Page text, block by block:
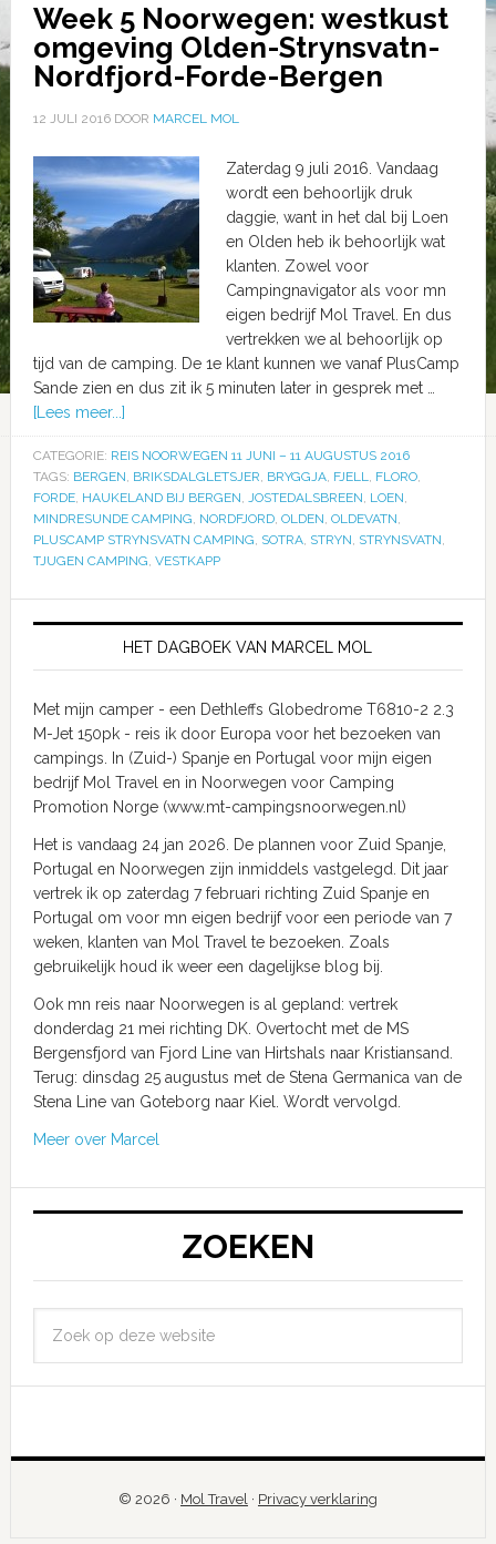
Week 5 Noorwegen: westkust
omgeving Olden-Strynsvatn-
Nordfjord-Forde-Bergen
12 JULI 2016DOOR MARCEL MOL
Zaterdag 9 juli 2016. Vandaag
wordt een behoorlijk druk
daggie, want in het dal bij Loen
en Olden heb ik behoorlijk wat
klanten. Zowel voor
Campingnavigator als voor mn
eigen bedrijf Mol Travel. En dus
vertrekken we al behoorlijk op
tijd van de camping. De 1e klant kunnen we vanaf PlusCamp
Sande zien en dus zit ik 5 minuten later in gesprek met …
[Lees meer...]
CATEGORIE: REIS NOORWEGEN 11 JUNI – 11 AUGUSTUS 2016
TAGS: BERGEN, BRIKSDALGLETSJER, BRYGGJA, FJELL, FLORO,
FORDE, HAUKELAND BIJ BERGEN, JOSTEDALSBREEN, LOEN,
MINDRESUNDE CAMPING, NORDFJORD, OLDEN, OLDEVATN,
PLUSCAMP STRYNSVATN CAMPING, SOTRA, STRYN, STRYNSVATN,
TJUGEN CAMPING, VESTKAPP
HET DAGBOEK VAN MARCEL MOL
Met mijn camper - een Dethleffs Globedrome T6810-2 2.3
M-Jet 150pk - reis ik door Europa voor het bezoeken van
campings. In (Zuid-) Spanje en Portugal voor mijn eigen
bedrijf Mol Travel en in Noorwegen voor Camping
Promotion Norge (www.mt-campingsnoorwegen.nl)
Het is vandaag 24 jan 2026. De plannen voor Zuid Spanje,
Portugal en Noorwegen zijn inmiddels vastgelegd. Dit jaar
vertrek ik op zaterdag 7 februari richting Zuid Spanje en
Portugal om voor mn eigen bedrijf voor een periode van 7
weken, klanten van Mol Travel te bezoeken. Zoals
gebruikelijk houd ik weer een dagelijkse blog bij.
Ook mn reis naar Noorwegen is al gepland: vertrek
donderdag 21 mei richting DK. Overtocht met de MS
Bergensfjord van Fjord Line van Hirtshals naar Kristiansand.
Terug: dinsdag 25 augustus met de Stena Germanica van de
Stena Line van Goteborg naar Kiel. Wordt vervolgd.
Meer over Marcel
ZOEKEN
© 2026 · Mol Travel · Privacy verklaring